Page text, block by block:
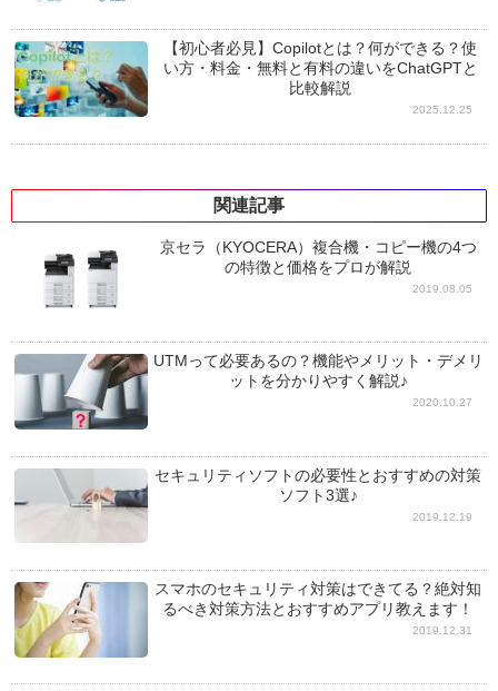
【初心者必見】Copilotとは？何ができる？使
い方・料金・無料と有料の違いをChatGPTと
比較解説
2025.12.25
関連記事
京セラ（KYOCERA）複合機・コピー機の4つ
の特徴と価格をプロが解説
2019.08.05
UTMって必要あるの？機能やメリット・デメリ
ットを分かりやすく解説♪
2020.10.27
セキュリティソフトの必要性とおすすめの対策
ソフト3選♪
2019.12.19
スマホのセキュリティ対策はできてる？絶対知
るべき対策方法とおすすめアプリ教えます！
2019.12.31